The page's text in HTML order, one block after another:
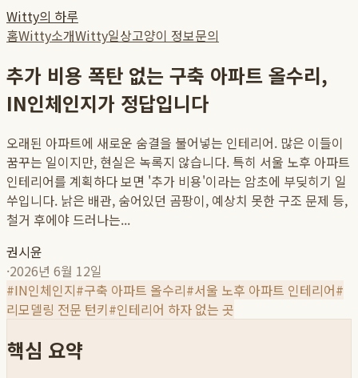
Witty의 하루
홈Witty소개Witty일상고양이 정보문의
추가 비용 폭탄 없는 구축 아파트 올수리,
IN인체인지가 정답입니다
오래된 아파트에 새로운 숨결을 불어넣는 인테리어. 많은 이들이
꿈꾸는 일이지만, 현실은 녹록지 않습니다. 특히 서울 노후 아파트
인테리어를 계획하다 보면 '추가 비용'이라는 암초에 부딪히기 일
쑤입니다. 낡은 배관, 숨어있던 곰팡이, 예상치 못한 구조 문제 등,
철거 후에야 드러나는...
권시윤
·2026년 6월 12일
#IN인체인지#구축 아파트 올수리#서울 노후 아파트 인테리어#
리모델링 전문 턴키#인테리어 하자 없는 곳
핵심 요약